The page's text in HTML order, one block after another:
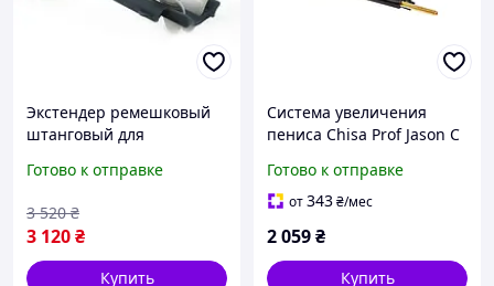
Экстендер ремешковый
штанговый для
выпрямления полового
базовый комплект
Готово к отправке
3 120₴
3 520 ₴
Купить
Система увеличения
пениса Chisa Prof Jason C
металлическими
стержнями | Удлинитель
Готово к отправке
от343₴/мес
2 059₴
Купить